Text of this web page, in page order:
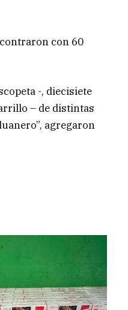
con 60
-, diecisiete
– de distintas
agregaron